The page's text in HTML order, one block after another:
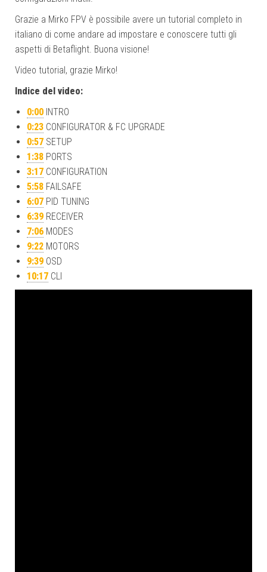
Grazie a Mirko FPV è possibile avere un tutorial completo in
italiano di come andare ad impostare e conoscere tutti gli
aspetti di Betaflight. Buona visione!
Video tutorial, grazie Mirko!
Indice del video:
0:00 INTRO
0:23 CONFIGURATOR & FC UPGRADE
0:57 SETUP
1:38 PORTS
3:17 CONFIGURATION
5:58 FAILSAFE
6:07 PID TUNING
6:39 RECEIVER
7:06 MODES
9:22 MOTORS
9:39 OSD
10:17 CLI